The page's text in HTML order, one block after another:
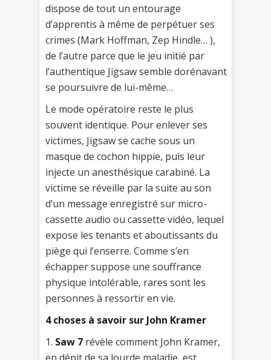
dispose de tout un entourage
d’apprentis à même de perpétuer ses
crimes (Mark Hoffman, Zep Hindle… ),
de l’autre parce que le jeu initié par
l’authentique Jigsaw semble dorénavant
se poursuivre de lui-même…
Le mode opératoire reste le plus
souvent identique. Pour enlever ses
victimes, Jigsaw se cache sous un
masque de cochon hippie, puis leur
injecte un anesthésique carabiné. La
victime se réveille par la suite au son
d’un message enregistré sur micro-
cassette audio ou cassette vidéo, lequel
expose les tenants et aboutissants du
piège qui l’enserre. Comme s’en
échapper suppose une souffrance
physique intolérable, rares sont les
personnes à ressortir en vie.
4 choses à savoir sur John Kramer
1. Saw 7 révèle comment John Kramer,